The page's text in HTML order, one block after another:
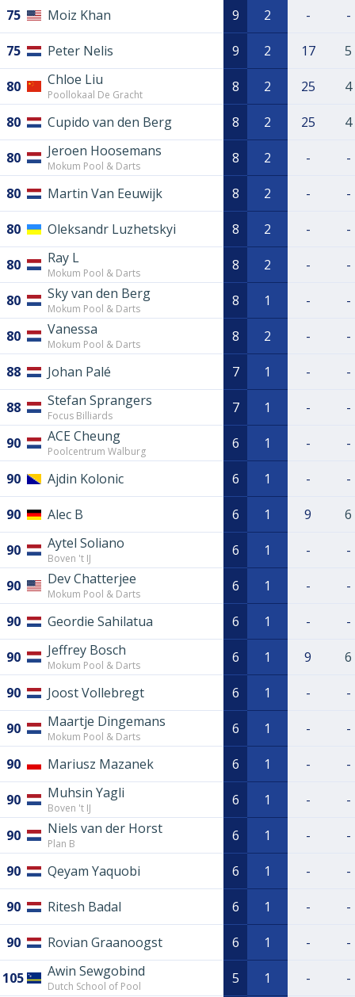
75 Moiz Khan 9 2 - -
75 Peter Nelis 9 2 17 5
80 Chloe Liu
Poollokaal De Gracht 8 2 25 4
80 Cupido van den Berg 8 2 25 4
80 Jeroen Hoosemans
Mokum Pool & Darts 8 2 - -
80 Martin Van Eeuwijk 8 2 - -
80 Oleksandr Luzhetskyi 8 2 - -
80 Ray L
Mokum Pool & Darts 8 2 - -
80 Sky van den Berg
Mokum Pool & Darts 8 1 - -
80 Vanessa
Mokum Pool & Darts 8 2 - -
88 Johan Palé 7 1 - -
88 Stefan Sprangers
Focus Billiards 7 1 - -
90 ACE Cheung
Poolcentrum Walburg 6 1 - -
90 Ajdin Kolonic 6 1 - -
90 Alec B 6 1 9 6
90 Aytel Soliano
Boven 't IJ 6 1 - -
90 Dev Chatterjee
Mokum Pool & Darts 6 1 - -
90 Geordie Sahilatua 6 1 - -
90 Jeffrey Bosch
Mokum Pool & Darts 6 1 9 6
90 Joost Vollebregt 6 1 - -
90 Maartje Dingemans
Mokum Pool & Darts 6 1 - -
90 Mariusz Mazanek 6 1 - -
90 Muhsin Yagli
Boven 't IJ 6 1 - -
90 Niels van der Horst
Plan B 6 1 - -
90 Qeyam Yaquobi 6 1 - -
90 Ritesh Badal 6 1 - -
90 Rovian Graanoogst 6 1 - -
105 Awin Sewgobind
Dutch School of Pool 5 1 - -